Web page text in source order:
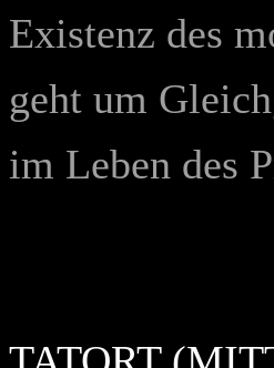
Existenz des
geht um
im Leben des